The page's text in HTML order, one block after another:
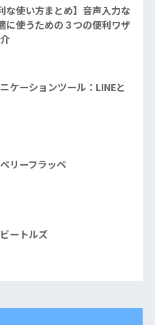
な使い方まとめ】音声入力な
使うための３つの便利ワザ
ケーションツール：LINEと
リーフラッペ
ートルズ